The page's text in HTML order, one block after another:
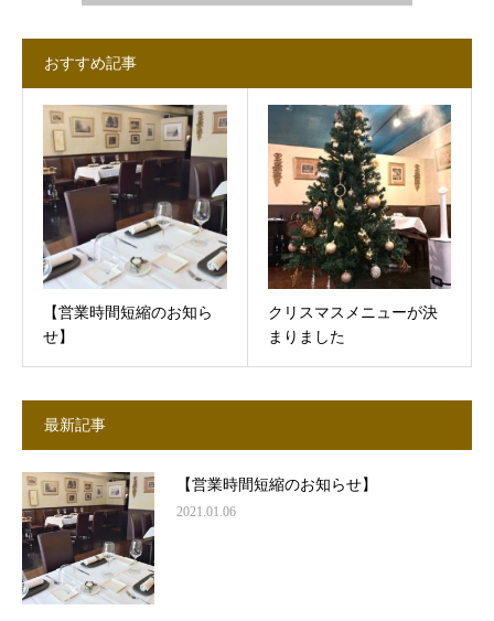
おすすめ記事
【営業時間短縮のお知ら
せ】
クリスマスメニューが決
まりました
最新記事
【営業時間短縮のお知らせ】
2021.01.06